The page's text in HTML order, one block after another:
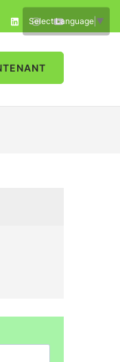
Select Language ▼